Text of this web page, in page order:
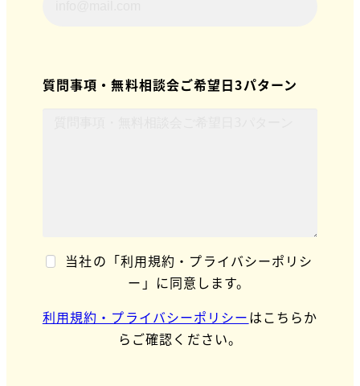
質問事項・無料相談会ご希望日3パターン
当社の「利用規約・プライバシーポリシ
ー」に同意します。
利用規約・プライバシーポリシーはこちらか
らご確認ください。